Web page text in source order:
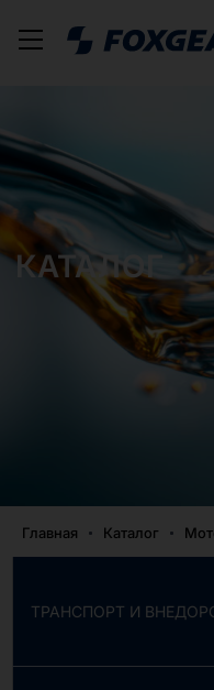
КАТАЛОГ
Главная Каталог
ТРАНСПОРТ И